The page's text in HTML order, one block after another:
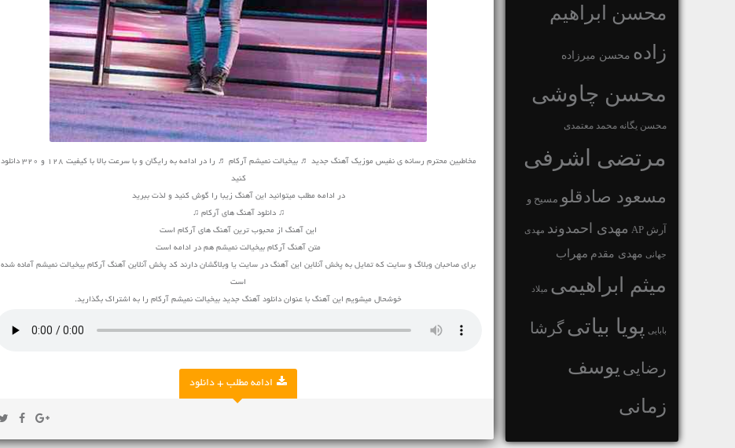
محسن ابراهیم
زاده محسن میرزاده
محسن چاوشی
محسن یگانه محمد معتمدی
مرتضی اشرفی
مسعود صادقلو مسیح و
آرش AP مهدی احمدوند مهدی
جهانی مهدی مقدم مهراب
میثم ابراهیمی میلاد
بابایی پویا بیاتیگرشا
رضایی یوسف
زمانی
مخاطبین محترم رسانه ی نفیس موزیک آهنگ جدید ♬ بیخیالت نمیشم آرکام ♬ را در ادامه به رایگان و با سرعت بالا با کیفیت 128 و 320 دانلود
کنید
در ادامه مطلب میتوانید این آهنگ زیبا را گوش کنید و لذت ببرید
♫ دانلود آهنگ های آرکام ♫
این آهنگ از محبوب ترین آهنگ های آرکام است
متن آهنگ آرکام بیخیالت نمیشم هم در ادامه است
برای صاحبان وبلاگ و سایت که تمایل به پخش آنلاین این آهنگ در سایت یا وبلاگشان دارند کد پخش آنلاین آهنگ آرکام بیخیالت نمیشم آماده شده
است
خوشحال میشویم این آهنگ با عنوان دانلود آهنگ جدید بیخیالت نمیشم آرکام را به اشتراک بگذارید.
ادامه مطلب + دانلود